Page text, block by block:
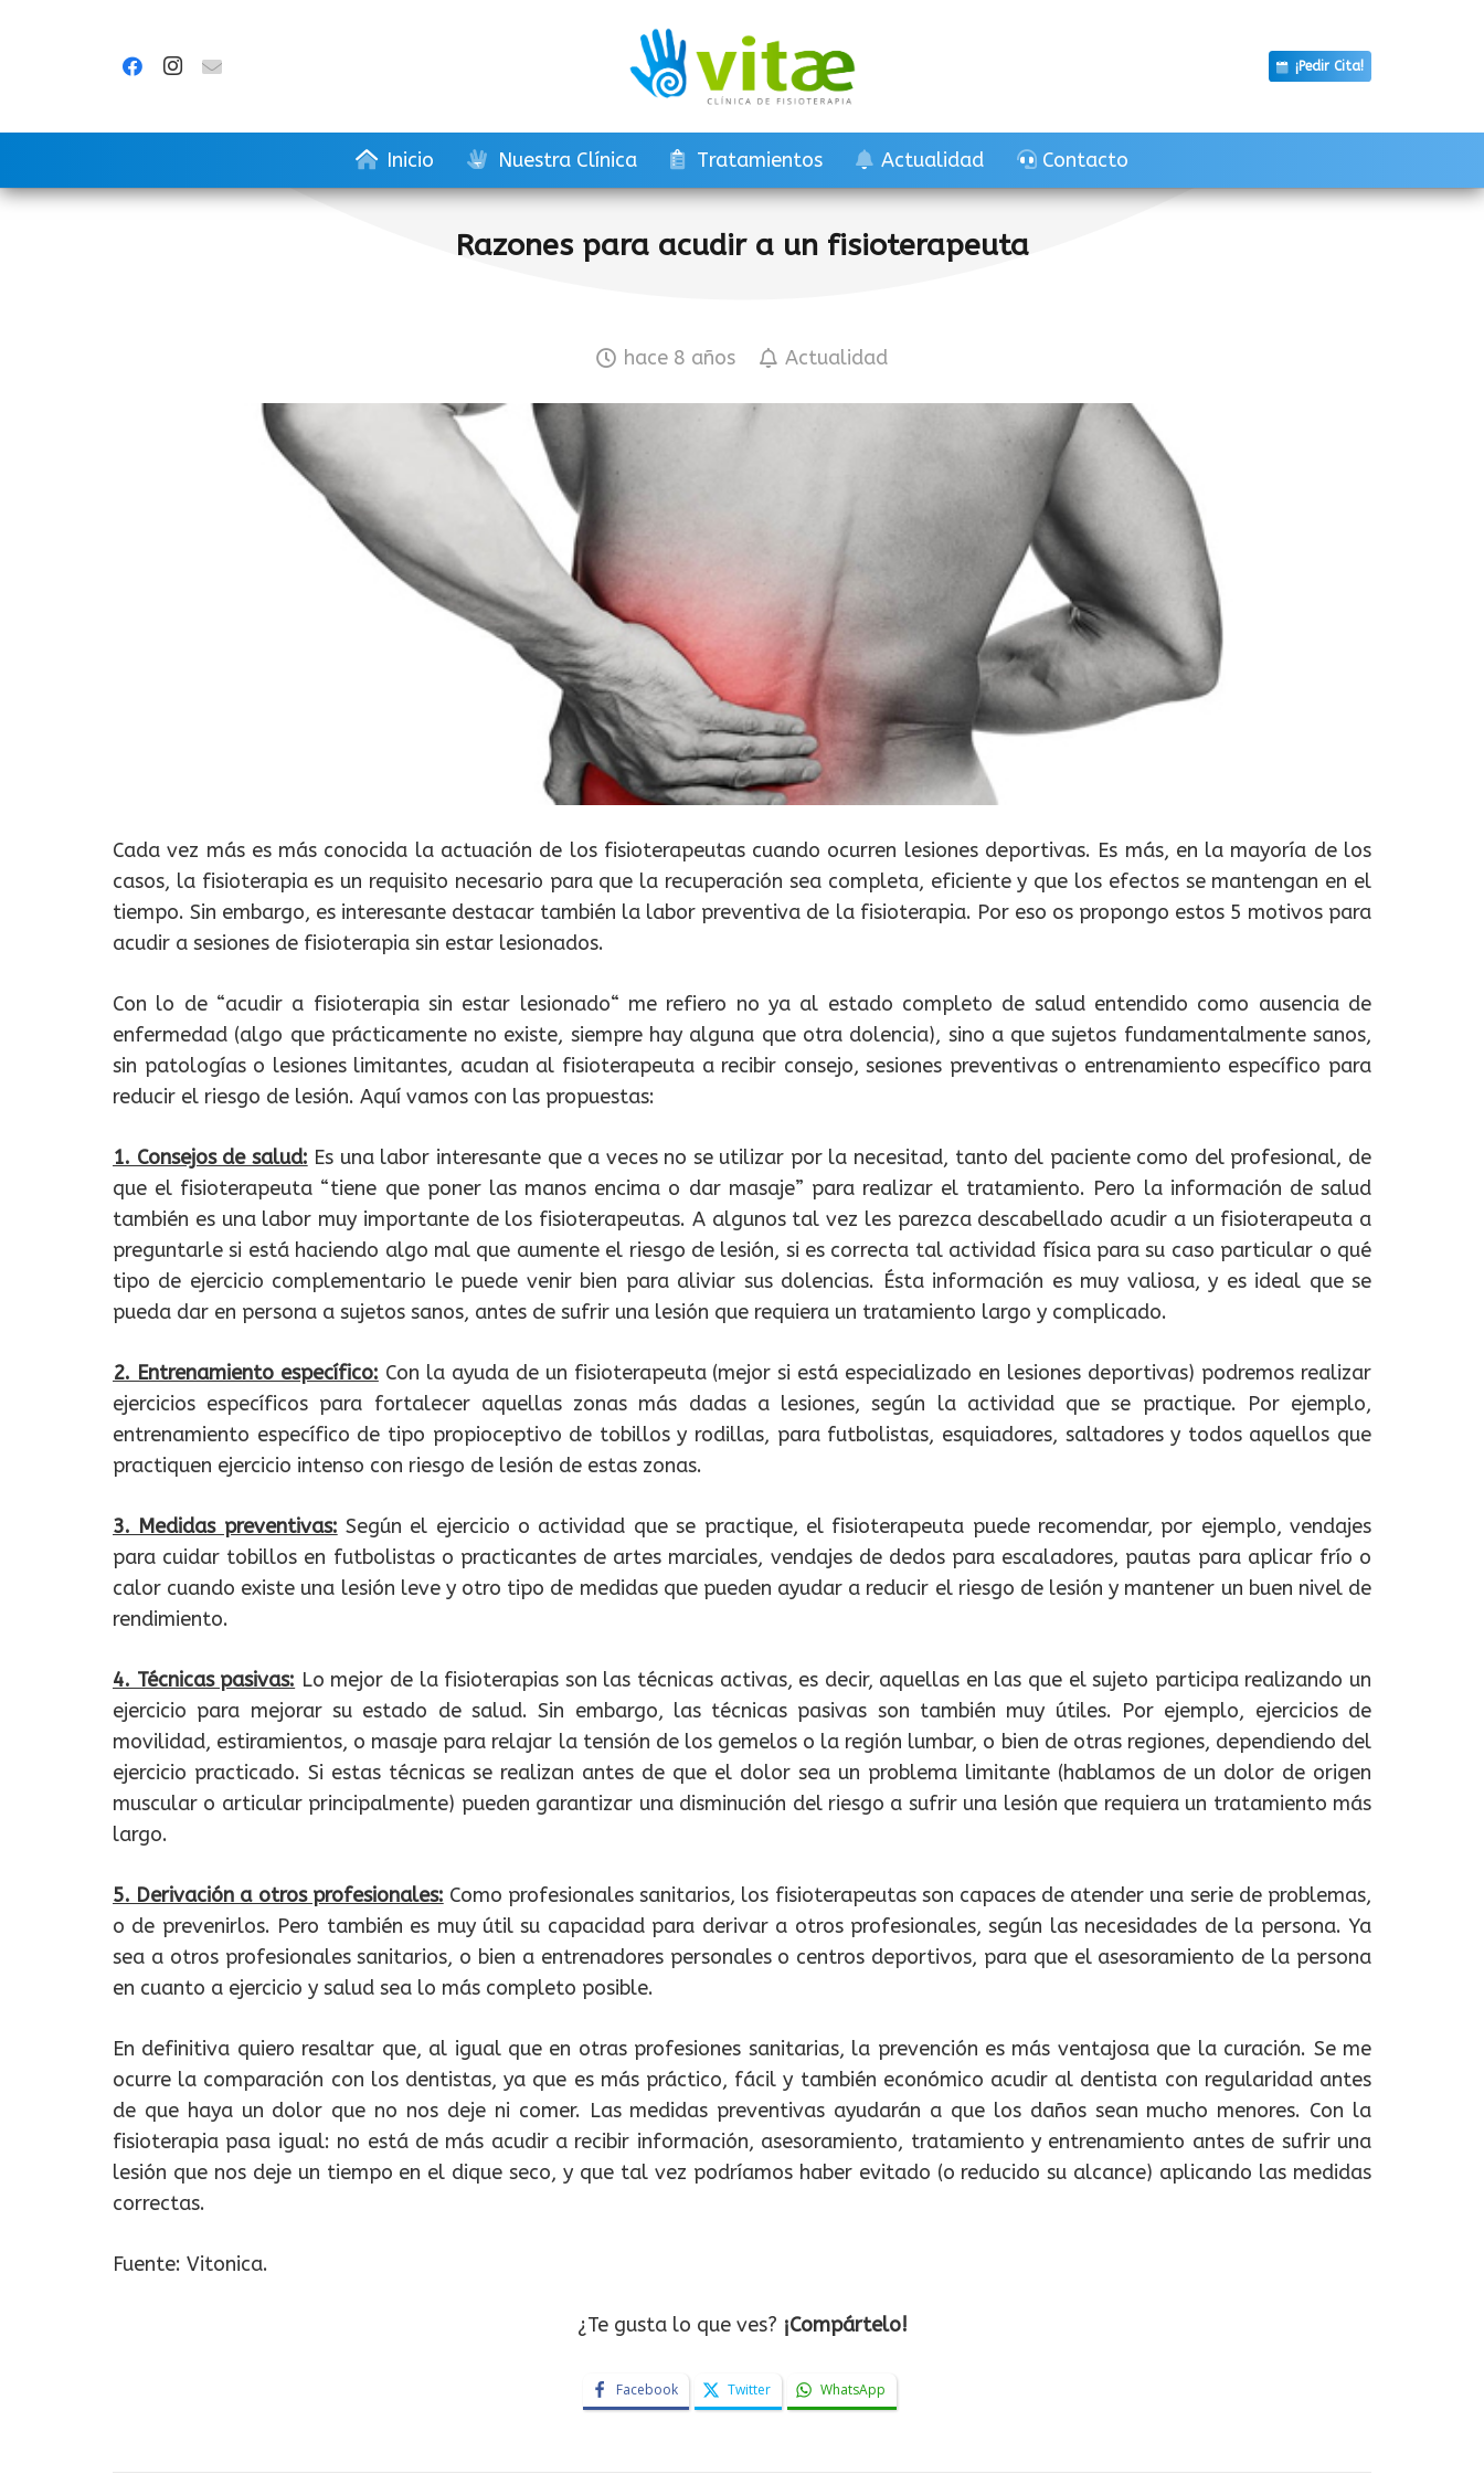
¡Pedir Cita!
Inicio Nuestra Clínica Tratamientos Actualidad Contacto
Razones para acudir a un fisioterapeuta
hace 8 años Actualidad
Cada vez más es más conocida la actuación de los fisioterapeutas cuando ocurren lesiones deportivas. Es más, en la mayoría de los
casos, la fisioterapia es un requisito necesario para que la recuperación sea completa, eficiente y que los efectos se mantengan en el
tiempo. Sin embargo, es interesante destacar también la labor preventiva de la fisioterapia. Por eso os propongo estos 5 motivos para
acudir a sesiones de fisioterapia sin estar lesionados.
Con lo de “acudir a fisioterapia sin estar lesionado“ me refiero no ya al estado completo de salud entendido como ausencia de
enfermedad (algo que prácticamente no existe, siempre hay alguna que otra dolencia), sino a que sujetos fundamentalmente sanos,
sin patologías o lesiones limitantes, acudan al fisioterapeuta a recibir consejo, sesiones preventivas o entrenamiento específico para
reducir el riesgo de lesión. Aquí vamos con las propuestas:
1. Consejos de salud: Es una labor interesante que a veces no se utilizar por la necesitad, tanto del paciente como del profesional, de
que el fisioterapeuta “tiene que poner las manos encima o dar masaje” para realizar el tratamiento. Pero la información de salud
también es una labor muy importante de los fisioterapeutas. A algunos tal vez les parezca descabellado acudir a un fisioterapeuta a
preguntarle si está haciendo algo mal que aumente el riesgo de lesión, si es correcta tal actividad física para su caso particular o qué
tipo de ejercicio complementario le puede venir bien para aliviar sus dolencias. Ésta información es muy valiosa, y es ideal que se
pueda dar en persona a sujetos sanos, antes de sufrir una lesión que requiera un tratamiento largo y complicado.
2. Entrenamiento específico: Con la ayuda de un fisioterapeuta (mejor si está especializado en lesiones deportivas) podremos realizar
ejercicios específicos para fortalecer aquellas zonas más dadas a lesiones, según la actividad que se practique. Por ejemplo,
entrenamiento específico de tipo propioceptivo de tobillos y rodillas, para futbolistas, esquiadores, saltadores y todos aquellos que
practiquen ejercicio intenso con riesgo de lesión de estas zonas.
3. Medidas preventivas: Según el ejercicio o actividad que se practique, el fisioterapeuta puede recomendar, por ejemplo, vendajes
para cuidar tobillos en futbolistas o practicantes de artes marciales, vendajes de dedos para escaladores, pautas para aplicar frío o
calor cuando existe una lesión leve y otro tipo de medidas que pueden ayudar a reducir el riesgo de lesión y mantener un buen nivel de
rendimiento.
4. Técnicas pasivas: Lo mejor de la fisioterapias son las técnicas activas, es decir, aquellas en las que el sujeto participa realizando un
ejercicio para mejorar su estado de salud. Sin embargo, las técnicas pasivas son también muy útiles. Por ejemplo, ejercicios de
movilidad, estiramientos, o masaje para relajar la tensión de los gemelos o la región lumbar, o bien de otras regiones, dependiendo del
ejercicio practicado. Si estas técnicas se realizan antes de que el dolor sea un problema limitante (hablamos de un dolor de origen
muscular o articular principalmente) pueden garantizar una disminución del riesgo a sufrir una lesión que requiera un tratamiento más
largo.
5. Derivación a otros profesionales: Como profesionales sanitarios, los fisioterapeutas son capaces de atender una serie de problemas,
o de prevenirlos. Pero también es muy útil su capacidad para derivar a otros profesionales, según las necesidades de la persona. Ya
sea a otros profesionales sanitarios, o bien a entrenadores personales o centros deportivos, para que el asesoramiento de la persona
en cuanto a ejercicio y salud sea lo más completo posible.
En definitiva quiero resaltar que, al igual que en otras profesiones sanitarias, la prevención es más ventajosa que la curación. Se me
ocurre la comparación con los dentistas, ya que es más práctico, fácil y también económico acudir al dentista con regularidad antes
de que haya un dolor que no nos deje ni comer. Las medidas preventivas ayudarán a que los daños sean mucho menores. Con la
fisioterapia pasa igual: no está de más acudir a recibir información, asesoramiento, tratamiento y entrenamiento antes de sufrir una
lesión que nos deje un tiempo en el dique seco, y que tal vez podríamos haber evitado (o reducido su alcance) aplicando las medidas
correctas.
Fuente: Vitonica.
¿Te gusta lo que ves? ¡Compártelo!
Facebook Twitter WhatsApp